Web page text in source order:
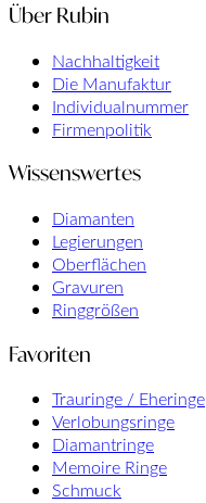
Über Rubin
Nachhaltigkeit
Die Manufaktur
Individualnummer
Firmenpolitik
Wissenswertes
Diamanten
Legierungen
Oberflächen
Gravuren
Ringgrößen
Favoriten
Trauringe / Eheringe
Verlobungsringe
Diamantringe
Memoire Ringe
Schmuck